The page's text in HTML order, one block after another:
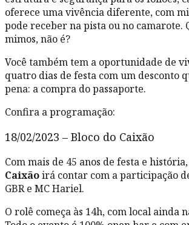
oferece uma vivência diferente, com
pode receber na pista ou no camarote.
mimos, não é?
Você também tem a oportunidade de
quatro dias de festa com um desconto
pena: a compra do passaporte.
Confira a programação:
18/02/2023 – Bloco do Caixão
Com mais de 45 anos de festa e
Caixãoirá contar com a participação
GBR e MC Hariel.
O rolê começa às 14h, com local ainda